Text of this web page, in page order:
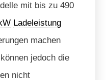
mit bis zu 490
Ladeleistung
machen
jedoch die
nicht